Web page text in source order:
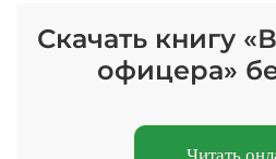
Скачать книгу
офицера»